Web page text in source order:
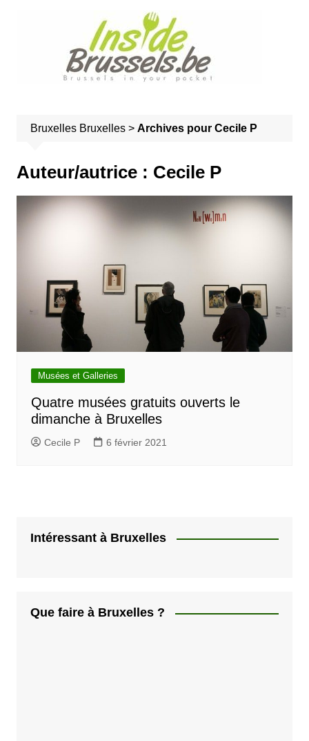
Bruxelles Bruxelles> Archives pour Cecile P
Auteur/autrice : Cecile P
Musées et Galleries
Quatre musées gratuits ouverts le
dimanche à Bruxelles
Cecile P 6 février 2021
Intéressant à Bruxelles
Que faire à Bruxelles ?